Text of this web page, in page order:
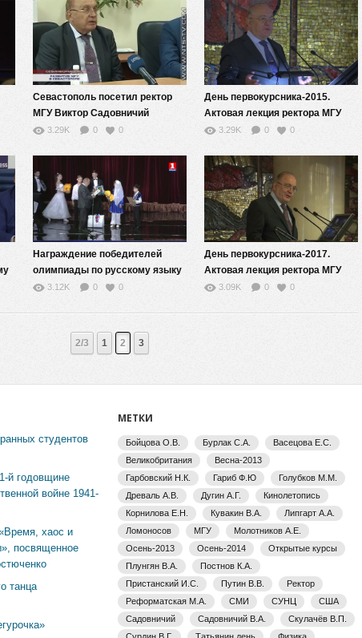
Севастополь посетил ректор
МГУ Виктор Садовничий
3.29K 0 0
День первокурсника-2015.
Актовая лекция ректора МГУ
имени М.В.Ломоносова
для студентов 1 курса
3.29K 0 0
Награждение победителей
олимпиады по русскому языку
и литературе-2017
3.12K 0 0
День первокурсника-2017.
Актовая лекция ректора МГУ
В.А. Садовничего для
3.09K 0 0
2/3 1 2 3
студентов
й годовщине
войне 1941-
хаос и
посвященное
танца
МЕТКИ
Бойцова О.В. Бурлак С.А.
Васецова Е.С.
Великобритания
Весна-2013
Гарбовский Н.К.
Гариб Ф.Ю
Голубков М.М.
Древаль А.В.
Дугин А.Г.
Кинолетопись
Корнилова Е.Н.
Кувакин В.А.
Липгарт А.А.
Ломоносов
МГУ
Молотников А.Е.
Осень-2013
Осень-2014
Открытые курсы
Плунгян В.А.
Постнов К.А.
Пристанский И.С.
Путин В.В.
Ректор
Реформатская М.А.
СМИ СУНЦ
США
Садовничий
Садовничий В.А.
Скулачёв В.П.